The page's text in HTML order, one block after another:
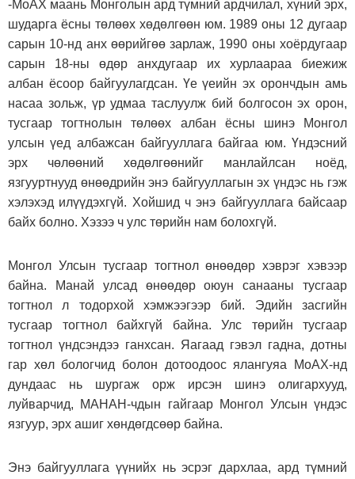
-МоАХ маань Монголын ард түмний ардчилал, хүний эрх,
шударга ёсны төлөөх хөдөлгөөн юм. 1989 оны 12 дугаар
сарын 10-нд анх өөрийгөө зарлаж, 1990 оны хоёрдугаар
сарын 18-ны өдөр анхдугаар их хурлаараа биежиж
албан ёсоор байгуулагдсан. Үе үеийн эх орончдын амь
насаа зольж, үр удмаа таслуулж бий болгосон эх орон,
тусгаар тогтнолын төлөөх албан ёсны шинэ Монгол
улсын үед албажсан байгууллага байгаа юм. Үндэсний
эрх чөлөөний хөдөлгөөнийг манлайлсан ноёд,
язгууртнууд өнөөдрийн энэ байгууллагын эх үндэс нь гэж
хэлэхэд илүүдэхгүй. Хойшид ч энэ байгууллага байсаар
байх болно. Хэзээ ч улс төрийн нам болохгүй.
Монгол Улсын тусгаар тогтнол өнөөдөр хэврэг хэвээр
байна. Манай улсад өнөөдөр оюун санааны тусгаар
тогтнол л тодорхой хэмжээгээр бий. Эдийн засгийн
тусгаар тогтнол байхгүй байна. Улс төрийн тусгаар
тогтнол үндсэндээ ганхсан. Яагаад гэвэл гадна, дотны
гар хөл бологчид болон дотоодоос ялангуяа МоАХ-нд
дундаас нь шургаж орж ирсэн шинэ олигархууд,
луйварчид, МАНАН-чдын гайгаар Монгол Улсын үндэс
язгуур, эрх ашиг хөндөгдсөөр байна.
Энэ байгууллага үүнийх нь эсрэг дархлаа, ард түмний